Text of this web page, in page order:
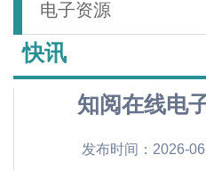
电子资源
快讯
知阅在线电
发布时间：2026-